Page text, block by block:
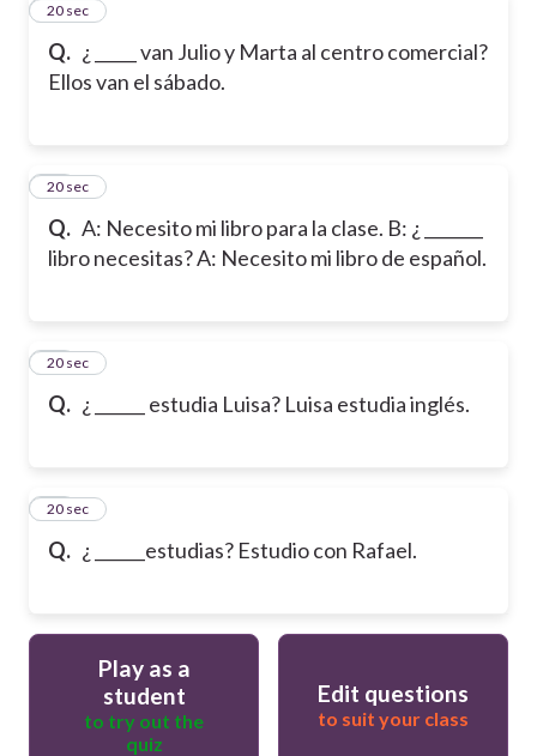
Q. ¿ _____ van Julio y Marta al centro comercial?
Ellos van el sábado.
17
20 sec
Q. A: Necesito mi libro para la clase. B: ¿ _______
libro necesitas? A: Necesito mi libro de español.
18
20 sec
Q. ¿ ______ estudia Luisa? Luisa estudia inglés.
19
20 sec
Q. ¿ ______estudias? Estudio con Rafael.
20
20 sec
Play as a
student
to try out the
quiz
Edit questions
to suit your class